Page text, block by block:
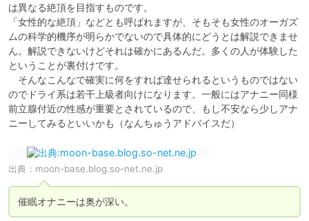
は異なる絶頂を目指すものです。
「女性的な絶頂」などとも呼ばれますが、そもそも女性のオーガズ
ムの科学的機序が明らかでないので具体的にどうとは解説できませ
ん。解説できないけどそれは確かにあるんだ。多くの人が体験した
ということが裏付けです。
そんなこんなで確実に何をすれば達せられるというものではない
のでドライ系は若干上級者向けになります。一般にはアナニー同様
前立腺付近の性感が重要とされているので、もし不安なら少しアナ
ニーしてみるといいかも（なんちゅうアドバイスだ）
出典： moon-base.blog.so-net.ne.jp
催眠オナニーは奥が深い。